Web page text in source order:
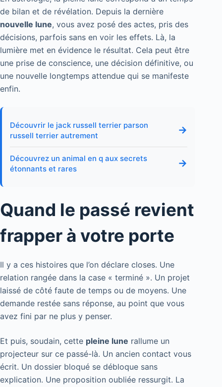
de bilan et de révélation. Depuis la dernière
nouvelle lune, vous avez posé des actes, pris des
décisions, parfois sans en voir les effets. Là, la
lumière met en évidence le résultat. Cela peut être
une prise de conscience, une décision définitive, ou
une nouvelle longtemps attendue qui se manifeste
enfin.
Découvrir le jack russell terrier parson
russell terrier autrement
→
Découvrez un animal en q aux secrets
étonnants et rares
→
Quand le passé revient
frapper à votre porte
Il y a ces histoires que l’on déclare closes. Une
relation rangée dans la case « terminé ». Un projet
laissé de côté faute de temps ou de moyens. Une
demande restée sans réponse, au point que vous
avez fini par ne plus y penser.
Et puis, soudain, cette pleine lune rallume un
projecteur sur ce passé-là. Un ancien contact vous
écrit. Un dossier bloqué se débloque sans
explication. Une proposition oubliée ressurgit. La